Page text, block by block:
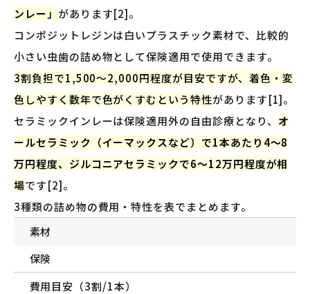
ンレー」 があります[2]。
コンポジットレジンは白いプラスチック素材で、比較的
小さい虫歯の詰め物として保険適用で使用できます。
3割負担で1,500〜2,000円程度が目安ですが、着色・変
色しやすく数年で色がくすむという特性があります[1]。
セラミックインレーは保険適用外の自由診療となり、 オ
ールセラミック（イーマックスなど）で1本あたり4〜8
万円程度、ジルコニアセラミックで6〜12万円程度が相
場です[2]。
3種類の詰め物の費用・特性を表でまとめます。
素材
保険
費用目安（3割/1本）